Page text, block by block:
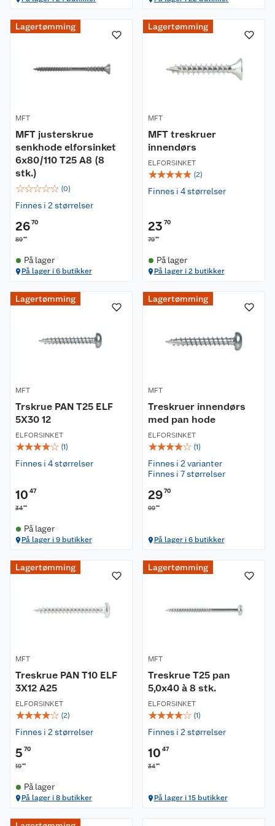
Lagertømming
MFT
MFT justerskrue
senkhode elforsinket
6x80/110 T25 A8 (8
stk.)
☆☆☆☆☆ (0)
Finnes i 2 størrelser
2670
8900
På lager
På lager i 6 butikker
Lagertømming
MFT
MFT treskruer
innendørs
ELFORSINKET
☆☆☆☆☆ (2)
Finnes i 4 størrelser
23 70
7900
På lager
På lager i 2 butikker
Lagertømming
MFT
Trskrue PAN T25 ELF
5X30 12
ELFORSINKET
☆☆☆☆☆ (1)
Finnes i 4 størrelser
10 47
3490
På lager
På lager i 9 butikker
Lagertømming
MFT
Treskruer innendørs
med pan hode
ELFORSINKET
☆☆☆☆☆ (1)
Finnes i 2 varianter
Finnes i 7 størrelser
2970
9900
På lager i 6 butikker
Lagertømming
MFT
Treskrue PAN T10 ELF
3X12 A25
ELFORSINKET
☆☆☆☆☆ (2)
Finnes i 2 størrelser
5 70
1900
På lager
På lager i 8 butikker
Lagertømming
MFT
Treskrue T25 pan
5,0x40 à 8 stk.
ELFORSINKET
☆☆☆☆☆ (1)
Finnes i 2 størrelser
10 47
3490
På lager i 15 butikker
Om oss